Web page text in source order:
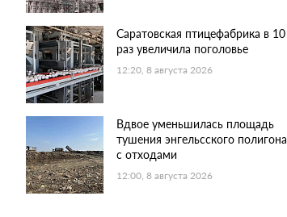
Саратовская птицефабрика в 10
раз увеличила поголовье
12:20, 8 августа 2026
Вдвое уменьшилась площадь
тушения энгельсского полигона
с отходами
12:00, 8 августа 2026